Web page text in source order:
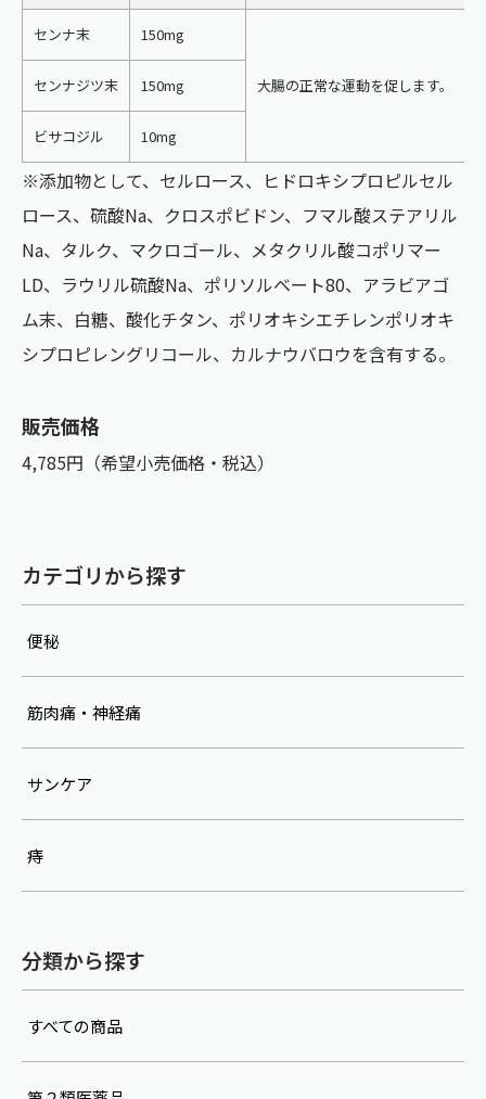
センナ末 150mg
大腸の正常な運動を促します。
センナジツ末 150mg
ビサコジル 10mg
※添加物として、セルロース、ヒドロキシプロピルセル
ロース、硫酸Na、クロスポビドン、フマル酸ステアリル
Na、タルク、マクロゴール、メタクリル酸コポリマー
LD、ラウリル硫酸Na、ポリソルベート80、アラビアゴ
ム末、白糖、酸化チタン、ポリオキシエチレンポリオキ
シプロピレングリコール、カルナウバロウを含有する。
販売価格
4,785円（希望小売価格・税込）
カテゴリから探す
便秘
筋肉痛・神経痛
サンケア
痔
分類から探す
すべての商品